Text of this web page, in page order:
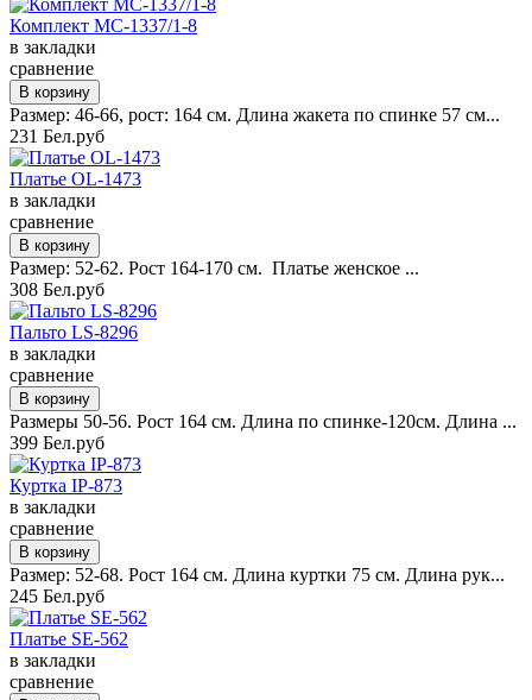
Комплект MC-1337/1-8
в закладки
сравнение
Размер: 46-66, рост: 164 см. Длина жакета по спинке 57 см...
231 Бел.руб
Платье OL-1473
в закладки
сравнение
Размер: 52-62. Рост 164-170 см. Платье женское ...
308 Бел.руб
Пальто LS-8296
в закладки
сравнение
Размеры 50-56. Рост 164 см. Длина по спинке-120см. Длина ...
399 Бел.руб
Куртка IP-873
в закладки
сравнение
Размер: 52-68. Рост 164 см. Длина куртки 75 см. Длина рук...
245 Бел.руб
Платье SE-562
в закладки
сравнение